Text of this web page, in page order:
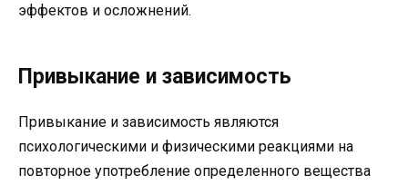
эффектов и осложнений.
Привыкание и зависимость
Привыкание и зависимость являются
психологическими и физическими реакциями на
повторное употребление определенного вещества